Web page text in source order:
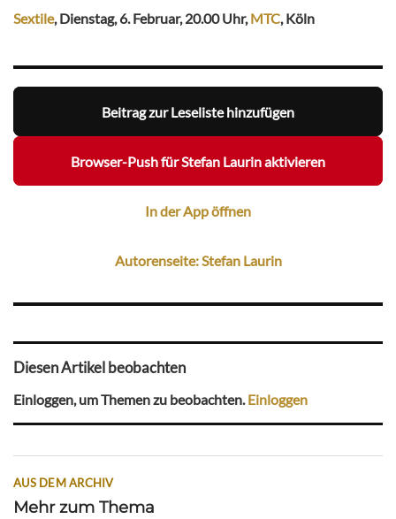
Sextile, Dienstag, 6. Februar, 20.00 Uhr,MTC, Köln
Beitrag zur Leseliste hinzufügen
Browser-Push für Stefan Laurin aktivieren
In der App öffnen
Autorenseite: Stefan Laurin
Diesen Artikel beobachten
Einloggen, um Themen zu beobachten. Einloggen
AUS DEM ARCHIV
Mehr zum Thema